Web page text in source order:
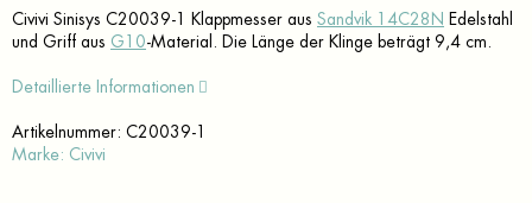
Civivi Sinisys C20039-1 Klappmesser aus Sandvik 14C28N Edelstahl
und Griff aus G10-Material. Die Länge der Klinge beträgt 9,4 cm.
Detaillierte Informationen
Artikelnummer: C20039-1
Marke: Civivi